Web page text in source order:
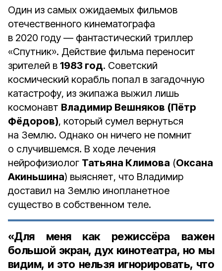
Один из самых ожидаемых фильмов
отечественного кинематографа
в 2020 году — фантастический триллер
«Спутник». Действие фильма переносит
зрителей в 1983 год. Советский
космический корабль попал в загадочную
катастрофу, из экипажа выжил лишь
космонавт Владимир Вешняков (Пётр
Фёдоров), который сумел вернуться
на Землю. Однако он ничего не помнит
о случившемся. В ходе лечения
нейрофизиолог Татьяна Климова (Оксана
Акиньшина) выясняет, что Владимир
доставил на Землю инопланетное
существо в собственном теле.
«Для меня как режиссёра важен
большой экран, дух кинотеатра, но мы
видим, и это нельзя игнорировать, что